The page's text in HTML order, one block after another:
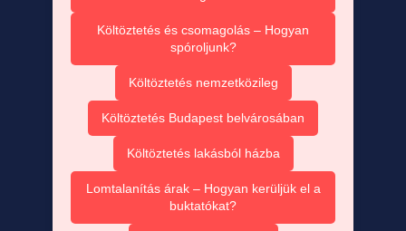
Költöztetés és csomagolás – Hogyan
spóroljunk?
Költöztetés nemzetközileg
Költöztetés Budapest belvárosában
Költöztetés lakásból házba
Lomtalanítás árak – Hogyan kerüljük el a
buktatókat?